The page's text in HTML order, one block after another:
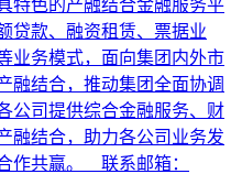
特色的产融结合金融服务平
贷款、融资租赁、票据业
业务模式，面向集团内外市
融结合，推动集团全面协调
公司提供综合金融服务、财
融结合，助力各公司业务发
作共赢。 联系邮箱：